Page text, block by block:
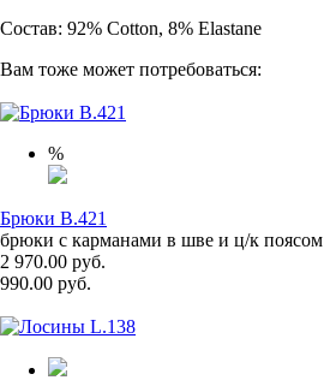
Состав: 92% Cotton, 8% Elastane
Вам тоже может потребоваться:
%
Брюки B.421
брюки с карманами в шве и ц/к поясом
2 970.00 руб.
990.00 руб.